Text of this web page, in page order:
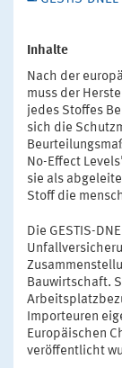
Inhalte
Nach der
muss der
jedes Stoffes
sich die
No-Effect
sie als
Stoff die
Die GESTIS-
Bauwirtschaft.
Importeuren
Europäischen
veröffentlicht